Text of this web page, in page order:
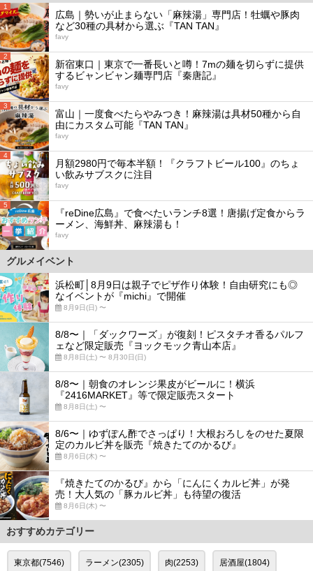
1
広島｜勢いが止まらない「麻辣湯」専門店！牡蠣や豚肉
など30種の具材から選ぶ『TAN TAN』
favy
2
新宿東口｜東京で一番長いと噂！7mの麺を切らずに提供
するビャンビャン麺専門店『秦唐記』
favy
3
富山｜一度食べたらやみつき！麻辣湯は具材50種から自
由にカスタム可能『TAN TAN』
favy
4
月額2980円で毎本半額！『クラフトビール100』のちょ
い飲みサブスクに注目
favy
5
『reDine広島』で食べたいランチ8選！唐揚げ定食からラ
ーメン、海鮮丼、麻辣湯も！
favy
グルメイベント
浜松町│8月9日は親子でピザ作り体験！自由研究にも◎
なイベントが『michi』で開催
8月9日(日) 〜
8/8〜｜「ダックワーズ」が復刻！ピスタチオ香るパルフ
ェなど限定販売『ヨックモック青山本店』
8月8日(土) 〜 8月30日(日)
8/8〜｜朝食のオレンジ果皮がビールに！横浜
『2416MARKET』等で限定販売スタート
8月8日(土) 〜
8/6〜｜ゆずぽん酢でさっぱり！大根おろしをのせた夏限
定のカルビ丼を販売『焼きたてのかるび』
8月6日(木) 〜
『焼きたてのかるび』から「にんにくカルビ丼」が発
売！大人気の「豚カルビ丼」も待望の復活
8月6日(木) 〜
おすすめカテゴリー
東京都(7546) ラーメン(2305) 肉(2253) 居酒屋(1804)